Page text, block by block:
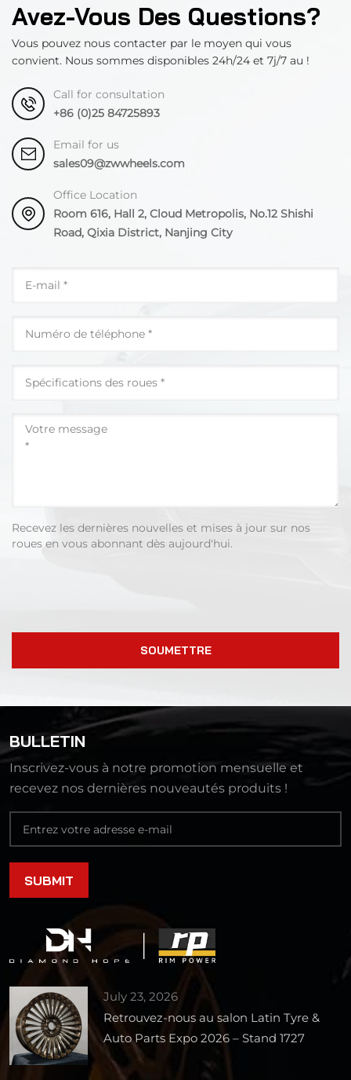
Avez-Vous Des Questions?
Vous pouvez nous contacter par le moyen qui vous
convient. Nous sommes disponibles 24h/24 et 7j/7 au !
Call for consultation
+86 (0)25 84725893
Email for us
sales09@zwwheels.com
Office Location
Room 616, Hall 2, Cloud Metropolis, No.12 Shishi
Road, Qixia District, Nanjing City
Recevez les dernières nouvelles et mises à jour sur nos
roues en vous abonnant dès aujourd'hui.
SOUMETTRE
BULLETIN
Inscrivez-vous à notre promotion mensuelle et
recevez nos dernières nouveautés produits !
July 23, 2026
Retrouvez-nous au salon Latin Tyre &
Auto Parts Expo 2026 – Stand 1727